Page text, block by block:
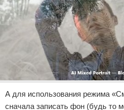
А для использования режима
сначала записать фон (будь то